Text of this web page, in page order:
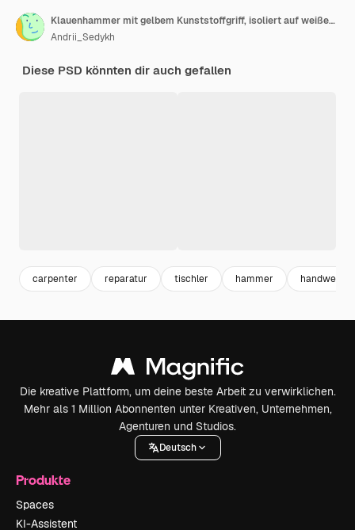
Klauenhammer mit gelbem Kunststoffgriff, isoliert auf weißem Hintergrund 3D-Render-Illustration
Andrii_Sedykh
Diese PSD könnten dir auch gefallen
carpenter reparatur tischler hammer handwerker
Die kreative Plattform, um deine beste Arbeit zu verwirklichen.
Mehr als 1 Million Abonnenten unter Kreativen, Unternehmen,
Agenturen und Studios.
Deutsch
Produkte
Spaces
KI-Assistent